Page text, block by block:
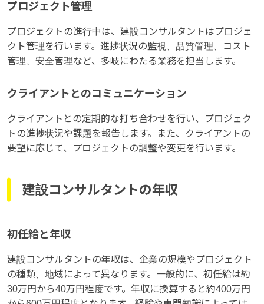
プロジェクト管理
プロジェクトの進行中は、建設コンサルタントはプロジェ
クト管理を行います。進捗状況の監視、品質管理、コスト
管理、安全管理など、多岐にわたる業務を担当します。
クライアントとのコミュニケーション
クライアントとの定期的な打ち合わせを行い、プロジェク
トの進捗状況や課題を報告します。また、クライアントの
要望に応じて、プロジェクトの調整や変更を行います。
建設コンサルタントの年収
初任給と年収
建設コンサルタントの年収は、企業の規模やプロジェクト
の種類、地域によって異なります。一般的に、初任給は約
30万円から40万円程度です。年収に換算すると約400万円